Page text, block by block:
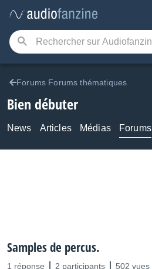
Forums Forums thématiques
Bien débuter
News Articles Médias Forums
Samples de percus.
1 réponse 2 participants 502 vues